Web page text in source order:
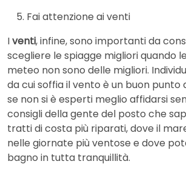
Fai attenzione ai venti
Iventi, infine, sono importanti da
scegliere le spiagge migliori quando
meteo non sono delle migliori.
da cui soffia il vento è un buon punto
se non si è esperti meglio affidarsi
consigli della gente del posto che
tratti di costa più riparati, dove il
nelle giornate più ventose e dove
bagno in tutta tranquillità.